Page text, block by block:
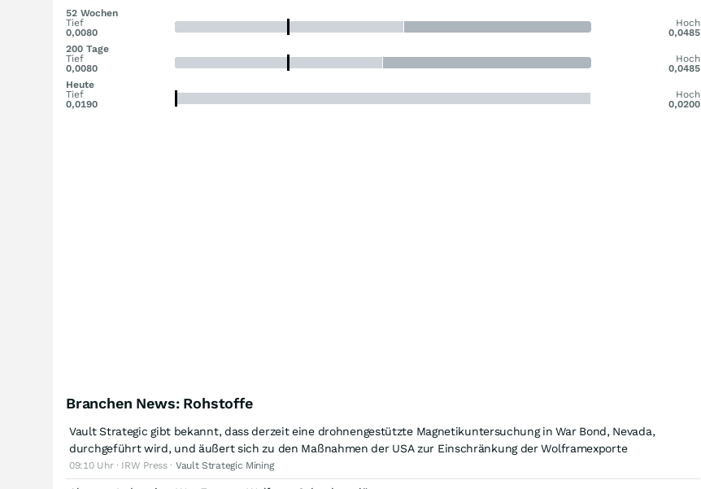
52 Wochen
Tief
0,0080
Hoch
0,0485
200 Tage
Tief
0,0080
Hoch
0,0485
Heute
Tief
0,0190
Hoch
0,0200
Branchen News: Rohstoffe
Vault Strategic gibt bekannt, dass derzeit eine drohnengestützte Magnetikuntersuchung in War Bond, Nevada,
durchgeführt wird, und äußert sich zu den Maßnahmen der USA zur Einschränkung der Wolframexporte
09:10 Uhr · IRW Press · Vault Strategic Mining